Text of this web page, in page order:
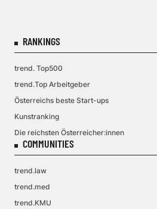
RANKINGS
trend. Top500
trend.Top Arbeitgeber
Österreichs beste Start-ups
Kunstranking
Die reichsten Österreicher:innen
COMMUNITIES
trend.law
trend.med
trend.KMU